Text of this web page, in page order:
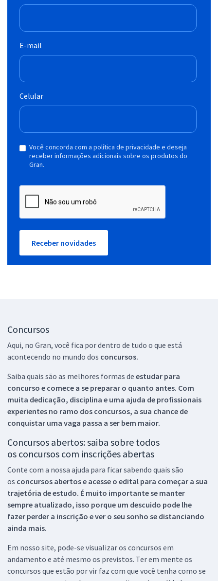
E-mail
Celular
Você concorda com a política de privacidade e deseja
receber informações adicionais sobre os produtos do
Gran.
Receber novidades
Concursos
Aqui, no Gran, você fica por dentro de tudo o que está
acontecendo no mundo dos concursos.
Saiba quais são as melhores formas de estudar para
concurso e comece a se preparar o quanto antes. Com
muita dedicação, disciplina e uma ajuda de profissionais
experientes no ramo dos concursos, a sua chance de
conquistar uma vaga passa a ser bem maior.
Concursos abertos: saiba sobre todos
os concursos com inscrições abertas
Conte com a nossa ajuda para ficar sabendo quais são
os concursos abertos e acesse o edital para começar a sua
trajetória de estudo. É muito importante se manter
sempre atualizado, isso porque um descuido pode lhe
fazer perder a inscrição e ver o seu sonho se distanciando
ainda mais.
Em nosso site, pode-se visualizar os concursos em
andamento e até mesmo os previstos. Ter em mente os
concursos que estão por vir faz com que você tenha como se